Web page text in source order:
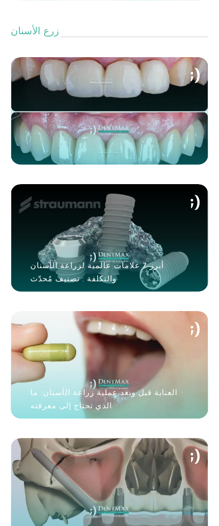
زرع الأسنان
أبرز 7 علامات عالمية لزراعة الأسنان
والتكلفة : تصنيف مُحدّث
العناية قبل وبعد عملية زراعة الأسنان: ما
الذي تحتاج إلى معرفته